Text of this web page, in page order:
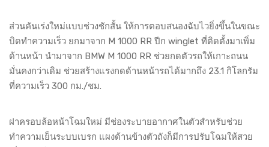
ส่วนคันเร่งใหม่แบบช่วงชักสั้น ให้การตอบสนองฉับไวยิ่งขึ้นในขณะ
บิดทำความเร็ว ยกมาจาก M 1000 RR ปีก winglet ที่ติดตั้งมาเพิ่ม
ด้านหน้า นำมาจาก BMW M 1000 RR ช่วยกดตัวรถให้เกาะถนน
มั่นคงกว่าเดิม ช่วยสร้างแรงกดด้านหน้ารถได้มากถึง 23.1 กิโลกรัม
ที่ความเร็ว 300 กม./ชม.
ฝาครอบล้อหน้าโฉมใหม่ มีช่องระบายอากาศในตัวสำหรับช่วย
ทำความเย็นระบบเบรก แผงด้านข้างตัวถังก็มีการปรับโฉมให้สวย